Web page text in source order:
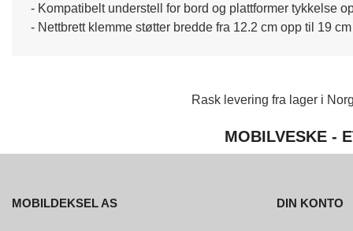
- Kompatibelt understell for bord og plattformer tykkelse
- Nettbrett klemme støtter bredde fra 12.2 cm opp til 19 cm
Rask levering fra lager i
MOBILVESKE -
MOBILDEKSEL AS DIN KONTO